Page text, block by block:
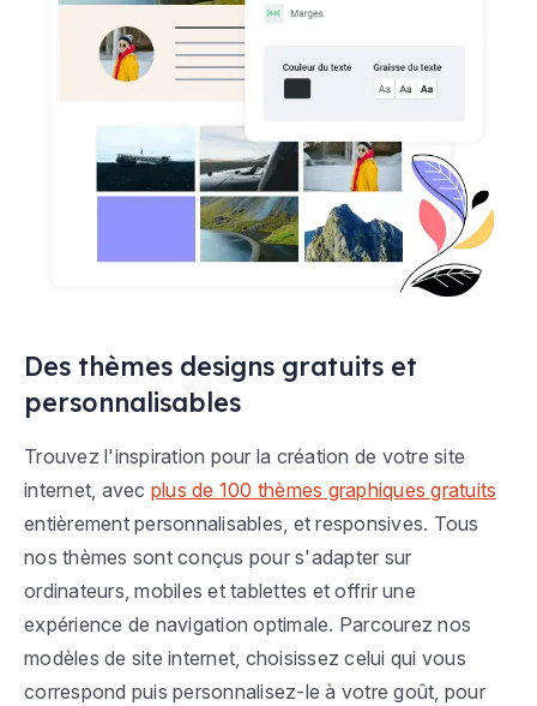
Des thèmes designs gratuits et
personnalisables
Trouvez l'inspiration pour la création de votre site
internet, avec plus de 100 thèmes graphiques gratuits
entièrement personnalisables, et responsives. Tous
nos thèmes sont conçus pour s'adapter sur
ordinateurs, mobiles et tablettes et offrir une
expérience de navigation optimale. Parcourez nos
modèles de site internet, choisissez celui qui vous
correspond puis personnalisez-le à votre goût, pour